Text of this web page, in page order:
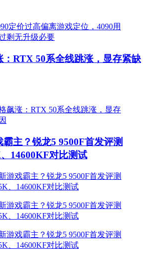
：RTX 50系全线跳涨，显存紧缺
主？锐龙5 9500F首发评测
14600KF对比测试